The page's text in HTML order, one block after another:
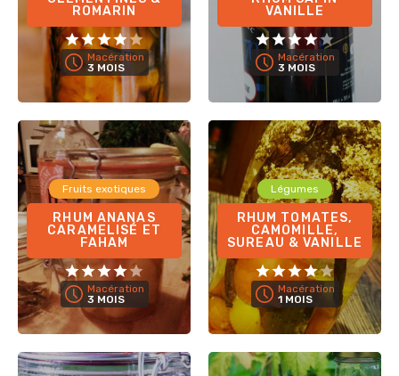
ROMARIN
Macération
3 MOIS
VANILLE
Macération
3 MOIS
Fruits exotiques
RHUM ANANAS
CARAMELISÉ ET
FAHAM
Macération
3 MOIS
Légumes
RHUM TOMATES,
CAMOMILLE,
SUREAU & VANILLE
Macération
1 MOIS